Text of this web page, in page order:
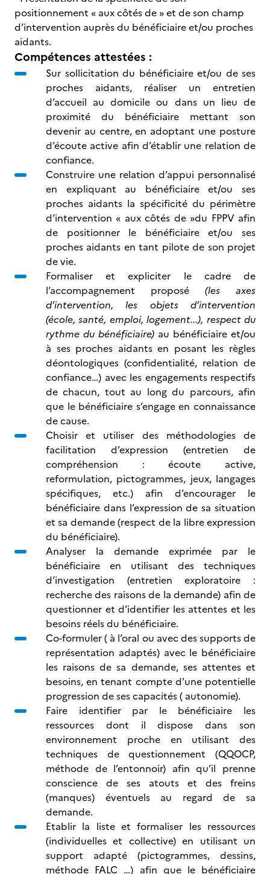
positionnement « aux côtés de » et de son champ
d’intervention auprès du bénéficiaire et/ou proches
aidants.
Compétences attestées :
Sur sollicitation du bénéficiaire et/ou de ses
proches aidants, réaliser un entretien
d’accueil au domicile ou dans un lieu de
proximité du bénéficiaire mettant son
devenir au centre, en adoptant une posture
d’écoute active afin d’établir une relation de
confiance.
Construire une relation d’appui personnalisé
en expliquant au bénéficiaire et/ou ses
proches aidants la spécificité du périmètre
d’intervention « aux côtés de »du FPPV afin
de positionner le bénéficiaire et/ou ses
proches aidants en tant pilote de son projet
de vie.
Formaliser et expliciter le cadre de
l’accompagnement proposé (les axes
d’intervention, les objets d’intervention
(école, santé, emploi, logement...), respect du
rythme du bénéficiaire) au bénéficiaire et/ou
à ses proches aidants en posant les règles
déontologiques (confidentialité, relation de
confiance…) avec les engagements respectifs
de chacun, tout au long du parcours, afin
que le bénéficiaire s’engage en connaissance
de cause.
Choisir et utiliser des méthodologies de
facilitation d’expression (entretien de
compréhension : écoute active,
reformulation, pictogrammes, jeux, langages
spécifiques, etc.) afin d’encourager le
bénéficiaire dans l’expression de sa situation
et sa demande (respect de la libre expression
du bénéficiaire).
Analyser la demande exprimée par le
bénéficiaire en utilisant des techniques
d’investigation (entretien exploratoire :
recherche des raisons de la demande) afin de
questionner et d’identifier les attentes et les
besoins réels du bénéficiaire.
Co-formuler ( à l’oral ou avec des supports de
représentation adaptés) avec le bénéficiaire
les raisons de sa demande, ses attentes et
besoins, en tenant compte d’une potentielle
progression de ses capacités ( autonomie).
Faire identifier par le bénéficiaire les
ressources dont il dispose dans son
environnement proche en utilisant des
techniques de questionnement (QQOCP,
méthode de l’entonnoir) afin qu’il prenne
conscience de ses atouts et des freins
(manques) éventuels au regard de sa
demande.
Etablir la liste et formaliser les ressources
(individuelles et collective) en utilisant un
support adapté (pictogrammes, dessins,
méthode FALC …) afin que le bénéficiaire